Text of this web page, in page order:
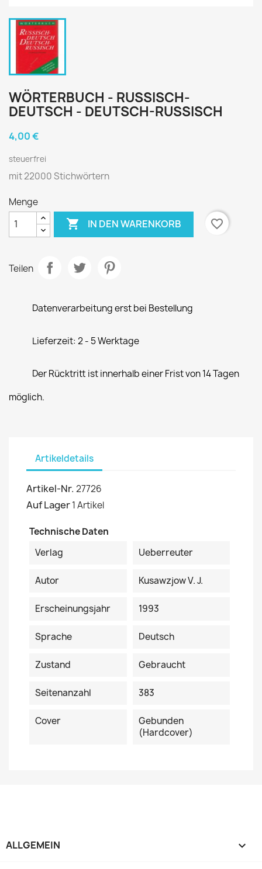
WÖRTERBUCH - RUSSISCH-
DEUTSCH - DEUTSCH-RUSSISCH
4,00 €
steuerfrei
mit 22000 Stichwörtern
Menge
 IN DEN WARENKORB favorite_border
Teilen
Datenverarbeitung erst bei Bestellung
Lieferzeit: 2 - 5 Werktage
Der Rücktritt ist innerhalb einer Frist von 14 Tagen
möglich.
Artikeldetails
Artikel-Nr. 27726
Auf Lager1 Artikel
Technische Daten
Verlag
Ueberreuter
Autor Kusawzjow V. J.
Erscheinungsjahr 1993
Sprache Deutsch
Zustand Gebraucht
Seitenanzahl 383
Cover
Gebunden
(Hardcover)
ALLGEMEIN 